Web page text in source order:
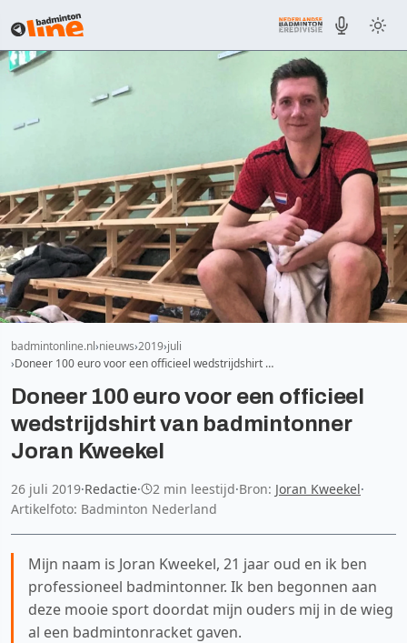
badmintonline.nl nieuws 2019 juli
Doneer 100 euro voor een officieel wedstrijdshirt …
Doneer 100 euro voor een officieel
wedstrijdshirt van badmintonner
Joran Kweekel
26 juli 2019·Redactie· 2 min leestijd·Bron: Joran Kweekel·
Artikelfoto: Badminton Nederland
Mijn naam is Joran Kweekel, 21 jaar oud en ik ben
professioneel badmintonner. Ik ben begonnen aan
deze mooie sport doordat mijn ouders mij in de wieg
al een badmintonracket gaven.